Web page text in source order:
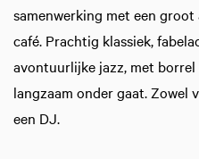
samenwerking met een
café. Prachtig klassiek,
avontuurlijke jazz, met
langzaam onder gaat. Zowel
een DJ.